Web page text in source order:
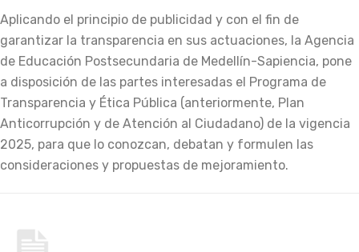
Aplicando el principio de publicidad y con el fin de
garantizar la transparencia en sus actuaciones, la Agencia
de Educación Postsecundaria de Medellín-Sapiencia, pone
a disposición de las partes interesadas el Programa de
Transparencia y Ética Pública (anteriormente, Plan
Anticorrupción y de Atención al Ciudadano) de la vigencia
2025, para que lo conozcan, debatan y formulen las
consideraciones y propuestas de mejoramiento.